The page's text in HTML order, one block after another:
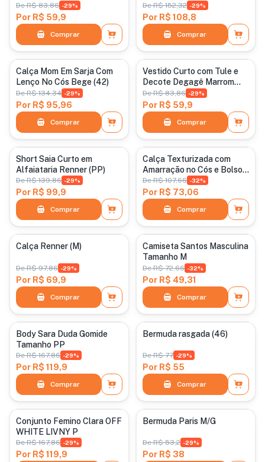
14 Bege/Vermelho
DeR$ 83,86 -29%
Por R$ 59,9
Comprar
DeR$ 152,32 -29%
Por R$ 108,8
Comprar
Categoria padrão
Calça Mom Em Sarja Com
Lenço No Cós Bege (42)
DeR$ 134,34 -29%
Por R$ 95,96
Comprar
Categoria padrão
Vestido Curto com Tule e
Decote Degagê Marrom
Tam P
DeR$ 83,86 -29%
Por R$ 59,9
Comprar
Categoria padrão
Short Saia Curto em
Alfaiataria Renner (PP)
DeR$ 139,86 -29%
Por R$ 99,9
Comprar
Categoria padrão
Calça Texturizada com
Amarração no Cós e Bolsos
Bege Renner Tamanho P
DeR$ 107,66 -32%
Por R$ 73,06
Comprar
Categoria padrão
Calça Renner (M)
DeR$ 97,86 -29%
Por R$ 69,9
Comprar
Categoria padrão
Camiseta Santos Masculina
Tamanho M
DeR$ 72,66 -32%
Por R$ 49,31
Comprar
Categoria padrão
Body Sara Duda Gomide
Tamanho PP
DeR$ 167,86 -29%
Por R$ 119,9
Comprar
Categoria padrão
Bermuda rasgada (46)
DeR$ 77 -29%
Por R$ 55
Comprar
Categoria padrão
Conjunto Femino Clara OFF
WHITE LIVNY P
DeR$ 167,86 -29%
Por R$ 119,9
Categoria padrão
Bermuda Paris M/G
DeR$ 53,2 -29%
Por R$ 38